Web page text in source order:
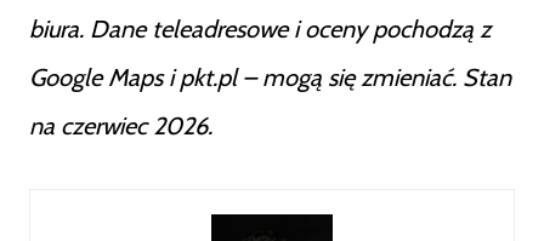
biura. Dane teleadresowe i oceny pochodzą z
Google Maps i pkt.pl – mogą się zmieniać. Stan
na czerwiec 2026.